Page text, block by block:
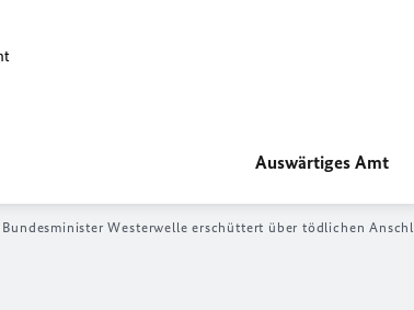
Auswärtiges Amt
Bundesminister Westerwelle erschüttert über tödlichen